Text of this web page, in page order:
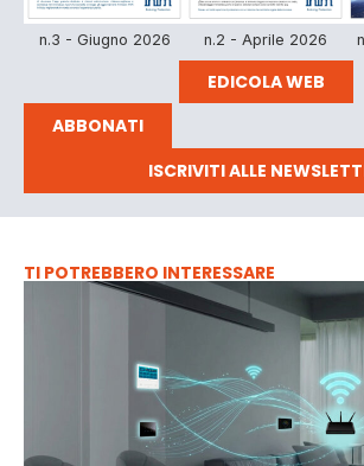
n.3 - Giugno 2026 n.2 - Aprile 2026
EDICOLA WEB
ABBONATI
ISCRIVITI ALLE
TI POTREBBERO INTERESSARE